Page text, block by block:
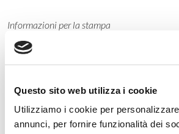
Questo sito web utilizza i cookie
Utilizziamo i cookie per
annunci, per fornire funzionalità dei
Informazioni per la stampa
Gruppo Regalgrid
PR, Marketing & Communication
Gruppo Regalgrid
Il Gruppo Regalgrid è un modello
forza di un Gruppo di sister company